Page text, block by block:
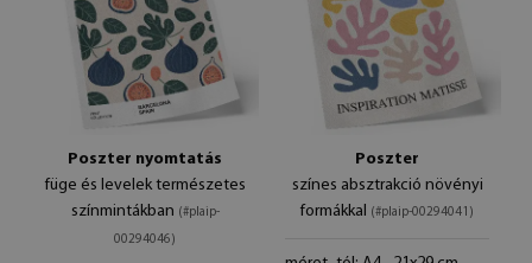
Poszter nyomtatás
füge és levelek természetes
színmintákban (#plaip-
00294046)
Poszter
színes absztrakció növényi
formákkal (#plaip-00294041)